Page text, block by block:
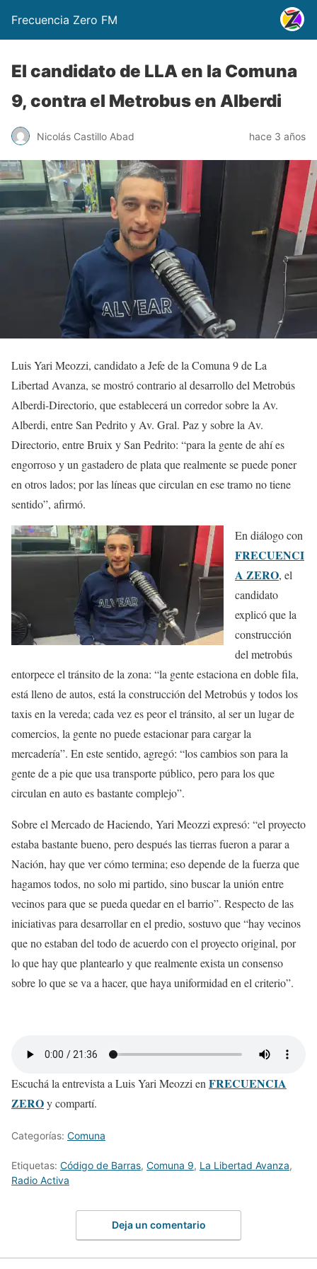
Frecuencia Zero FM
El candidato de LLA en la Comuna
9, contra el Metrobus en Alberdi
Nicolás Castillo Abad hace 3 años
Luis Yari Meozzi, candidato a Jefe de la Comuna 9 de La
Libertad Avanza, se mostró contrario al desarrollo del Metrobús
Alberdi-Directorio, que establecerá un corredor sobre la Av.
Alberdi, entre San Pedrito y Av. Gral. Paz y sobre la Av.
Directorio, entre Bruix y San Pedrito: “para la gente de ahí es
engorroso y un gastadero de plata que realmente se puede poner
en otros lados; por las líneas que circulan en ese tramo no tiene
sentido”, afirmó.
En diálogo con
FRECUENCI
A ZERO, el
candidato
explicó que la
construcción
del metrobús
entorpece el tránsito de la zona: “la gente estaciona en doble fila,
está lleno de autos, está la construcción del Metrobús y todos los
taxis en la vereda; cada vez es peor el tránsito, al ser un lugar de
comercios, la gente no puede estacionar para cargar la
mercadería”. En este sentido, agregó: “los cambios son para la
gente de a pie que usa transporte público, pero para los que
circulan en auto es bastante complejo”.
Sobre el Mercado de Haciendo, Yari Meozzi expresó: “el proyecto
estaba bastante bueno, pero después las tierras fueron a parar a
Nación, hay que ver cómo termina; eso depende de la fuerza que
hagamos todos, no solo mi partido, sino buscar la unión entre
vecinos para que se pueda quedar en el barrio”. Respecto de las
iniciativas para desarrollar en el predio, sostuvo que “hay vecinos
que no estaban del todo de acuerdo con el proyecto original, por
lo que hay que plantearlo y que realmente exista un consenso
sobre lo que se va a hacer, que haya uniformidad en el criterio”.
Escuchá la entrevista a Luis Yari Meozzi en FRECUENCIA
ZEROy compartí.
Categorías: Comuna
Etiquetas: Código de Barras, Comuna 9, La Libertad Avanza,
Radio Activa
Deja un comentario